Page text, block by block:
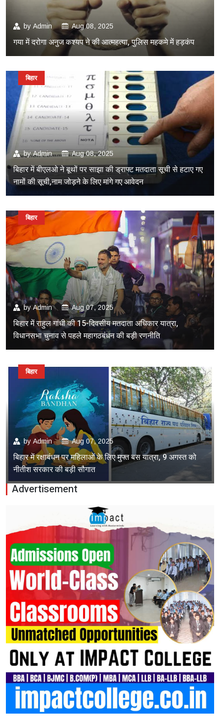
by Admin Aug 08, 2025
गया में दरोगा अनुज कश्यप ने की आत्महत्या, पुलिस महकमे में हड़कंप
byAdmin Aug 08, 2025
बिहार में बीएलओ ने बूथों पर साझा की ड्राफ्ट मतदाता सूची से हटाए गए
नामों की सूची,नाम जोड़ने के लिए मांगे गए आवेदन
बिहार
byAdmin Aug 07, 2025
बिहार में राहुल गांधी की 15-दिवसीय मतदाता अधिकार यात्रा,
विधानसभा चुनाव से पहले महागठबंधन की बड़ी रणनीति
बिहार
by Admin Aug 07, 2025
बिहार में रक्षाबंधन पर महिलाओं के लिए मुफ्त बस यात्रा, 9 अगस्त को
नीतीश सरकार की बड़ी सौगात
बिहार
Advertisement